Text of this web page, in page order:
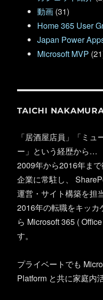
動画 (31)
Home 365 User
Japan Power
Microsoft MVP
TAICHI
「居酒屋店員」「ミ
ー」という経歴から…
2009年から2016年ま
企業に常駐し、
運営・サイト構築を担当
2016年の転職をキッ
ら Microsoft 365 (
す。
プライベートでも
Platform と共に家庭内